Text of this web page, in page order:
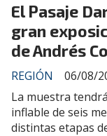
El Pasaje
gran
de Andrés
REGIÓN
06/08/
La muestra
inflable de seis
distintas etapas